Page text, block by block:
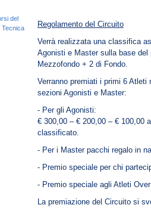
Regolamento del Circuito
Verrà realizzata una classifica
Agonisti e Master sulla base
Mezzofondo + 2 di Fondo.
Verranno premiati i primi 6
sezioni Agonisti e Master:
- Per gli Agonisti:
€ 300,00 – € 200,00 – € 100,00
classificato.
- Per i Master pacchi regalo in
- Premio speciale per chi
- Premio speciale agli Atleti
La premiazione del Circuito si